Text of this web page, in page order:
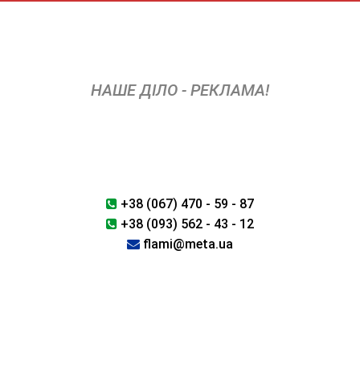
НАШЕ ДІЛО - РЕКЛАМА!
+38 (067) 470 - 59 - 87
+38 (093) 562 - 43 - 12
flami@meta.ua